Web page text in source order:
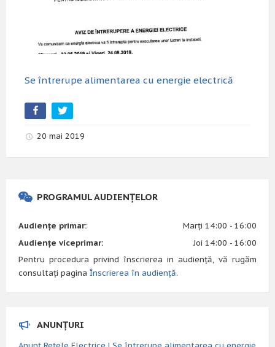
Se întrerupe alimentarea cu energie electrică
20 mai 2019
PROGRAMUL AUDIENȚELOR
Audiențe primar:
Marți 14:00 - 16:00
Audiențe viceprimar:
Joi 14:00 - 16:00
Pentru procedura privind înscrierea in audiență, vă rugăm
consultați pagina Înscrierea în audiență.
ANUNȚURI